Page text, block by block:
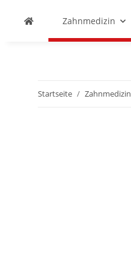
Zahnmedizin
Startseite Zahnmedizin